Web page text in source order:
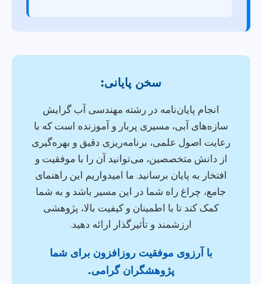
سخن پایانی:
انجام پایان‌نامه در رشته مهندسی آب گرایش
سازه‌های آبی، مسیری پربار و آموزنده است که با
رعایت اصول علمی، برنامه‌ریزی دقیق و بهره‌گیری
از دانش متخصصین، می‌توانید آن را با موفقیت و
افتخار به پایان برسانید. ما امیدواریم این راهنمای
جامع، چراغ راه شما در این مسیر باشد و به شما
کمک کند تا با اطمینان و کیفیت بالا، پژوهشی
ارزشمند و تأثیرگذار ارائه دهید.
با آرزوی موفقیت روزافزون برای شما
پژوهشگران گرامی.